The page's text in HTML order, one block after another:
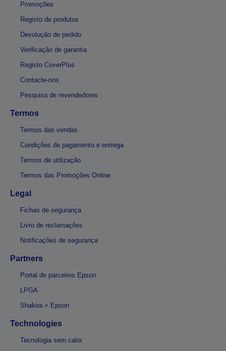
Promoções
Registo de produtos
Devolução de pedido
Verificação de garantia
Registo CoverPlus
Contacte-nos
Pesquisa de revendedores
Termos
Termos das vendas
Condições de pagamento e entrega
Termos de utilização
Termos das Promoções Online
Legal
Fichas de segurança
Livro de reclamações
Notificações de segurança
Partners
Portal de parceiros Epson
LPGA
Shakira + Epson
Technologies
Tecnologia sem calor